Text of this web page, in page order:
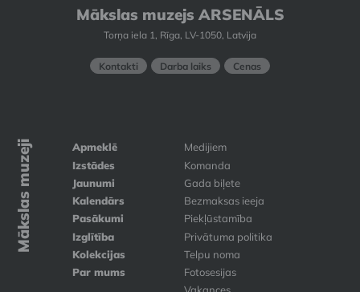
Mākslas muzejs ARSENĀLS
Torņa iela 1, Rīga, LV-1050, Latvija
Kontakti Darba laiks Cenas
Mākslas muzeji
Apmeklē
Izstādes
Jaunumi
Kalendārs
Pasākumi
Izglītība
Kolekcijas
Par mums
Medijiem
Komanda
Gada biļete
Bezmaksas ieeja
Piekļūstamība
Privātuma politika
Telpu noma
Fotosesijas